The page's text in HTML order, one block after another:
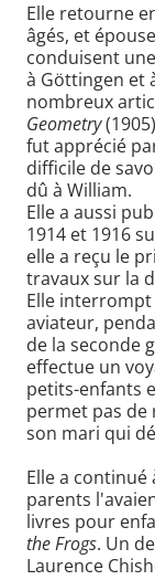
Elle retourne
âgés, et épouse
conduisent
à Göttingen et
nombreux
Geometry
fut apprécié
difficile de
dû à William.
Elle a aussi
1914 et 1916
elle a reçu le
travaux sur la
Elle
aviateur,
de la seconde
effectue un
petits-enfants
permet pas de
son mari qui
Elle a
parents
livres pour
the Frogs. Un
Laurence